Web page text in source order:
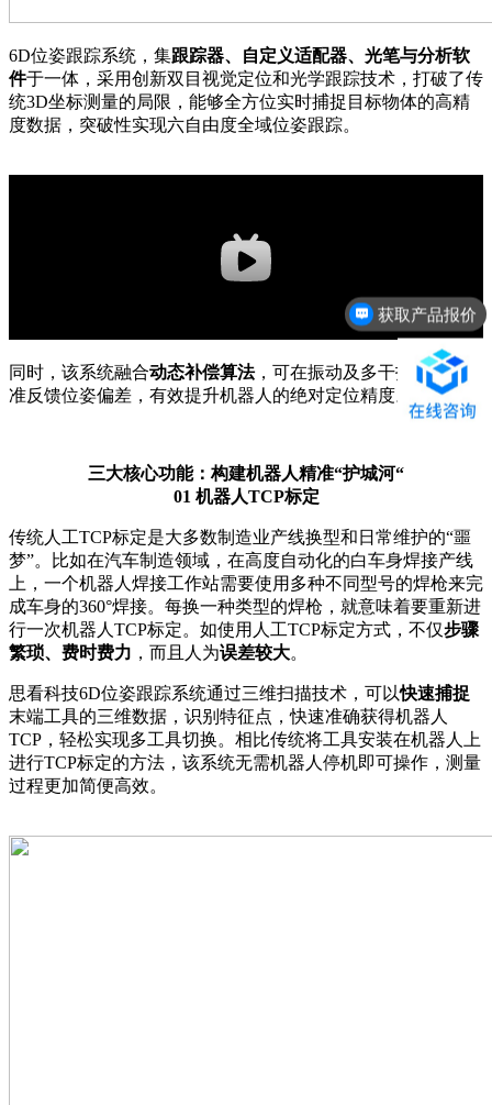
6D位姿跟踪系统，集跟踪器、自定义适配器、光笔与分析软
件于一体，采用创新双目视觉定位和光学跟踪技术，打破了传
统3D坐标测量的局限，能够全方位实时捕捉目标物体的高精
度数据，突破性实现六自由度全域位姿跟踪。
同时，该系统融合动态补偿算法，可在振动及多干扰环境下精
准反馈位姿偏差，有效提升机器人的绝对定位精度。
三大核心功能：构建机器人精准“护城河“
01 机器人TCP标定
传统人工TCP标定是大多数制造业产线换型和日常维护的“噩
梦”。比如在汽车制造领域，在高度自动化的白车身焊接产线
上，一个机器人焊接工作站需要使用多种不同型号的焊枪来完
成车身的360°焊接。每换一种类型的焊枪，就意味着要重新进
行一次机器人TCP标定。如使用人工TCP标定方式，不仅步骤
繁琐、费时费力 ，而且人为误差较大。
思看科技6D位姿跟踪系统通过三维扫描技术，可以快速捕捉
末端工具的三维数据，识别特征点，快速准确获得机器人
TCP，轻松实现多工具切换。相比传统将工具安装在机器人上
进行TCP标定的方法，该系统无需机器人停机即可操作，测量
过程更加简便高效。
获取产品报价